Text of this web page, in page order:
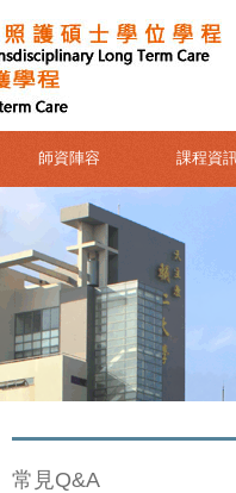
師資陣容 課程資
常見Q&A